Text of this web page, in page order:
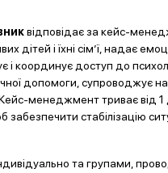
відповідає за кейс-
дітей і їхні сім’ї, надає
і координує доступ до
допомоги, супроводжує на
менеджмент триває від 1
стабілізацію
та групами,